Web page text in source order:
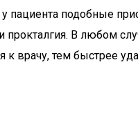
пациента подобные
прокталгия. В любом
врачу, тем быстрее